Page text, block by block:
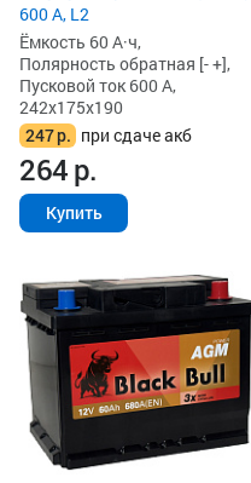
600 А, L2
Ёмкость 60 А·ч,
Полярность обратная [- +],
Пусковой ток 600 А,
242x175x190
247р. при сдаче акб
264р.
Купить